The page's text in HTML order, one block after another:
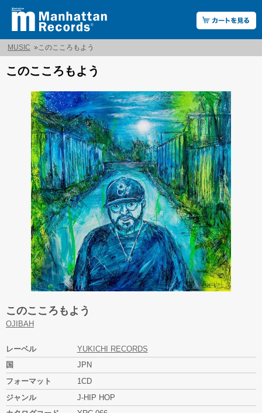
MUSIC » このこころもよう
このこころもよう
このこころもよう
OJIBAH
レーベル
YUKICHI RECORDS
国
JPN
フォーマット
1CD
ジャンル
J-HIP HOP